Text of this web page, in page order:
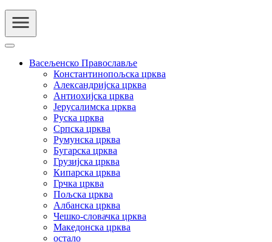
Васељенско Православље
Константинопољска црква
Александријска црква
Антиохијска црква
Јерусалимска црква
Руска црква
Српска црква
Румунска црква
Бугарска црква
Грузијска црква
Кипарска црква
Грчка црква
Пољска црква
Албанска црква
Чешко-словачка црква
Македонска црква
остало